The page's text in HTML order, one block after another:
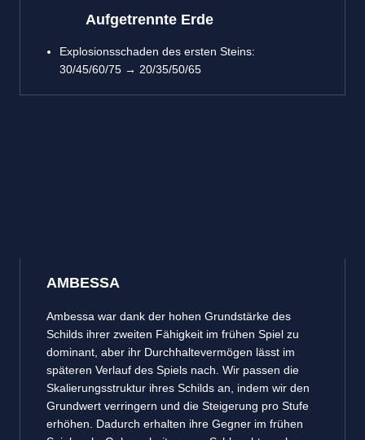
Aufgetrennte Erde
Explosionsschaden des ersten Steins:
30/45/60/75 → 20/35/50/65
AMBESSA
Ambessa war dank der hohen Grundstärke des
Schilds ihrer zweiten Fähigkeit im frühen Spiel zu
dominant, aber ihr Durchhaltevermögen lässt im
späteren Verlauf des Spiels nach. Wir passen die
Skalierungsstruktur ihres Schilds an, indem wir den
Grundwert verringern und die Steigerung pro Stufe
erhöhen. Dadurch erhalten ihre Gegner im frühen